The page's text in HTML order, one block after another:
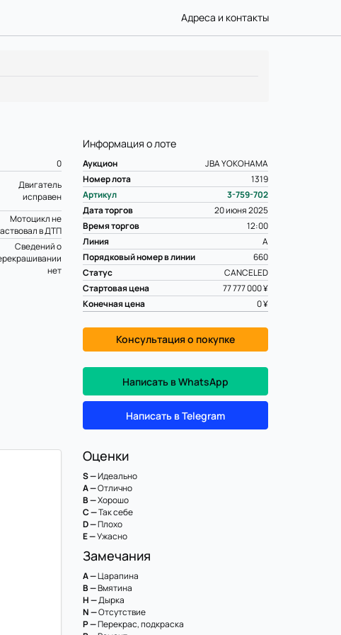
Адреса и контакты
Информация о лоте
Аукцион
JBA YOKOHAMA
Номер лота
1319
Артикул
3-759-702
Дата торгов
20 июня 2025
Время торгов
12:00
Линия
A
Порядковый номер в линии
660
Статус
CANCELED
Стартовая цена
77 777 000 ¥
Конечная цена
0 ¥
Консультация о покупке
Написать в WhatsApp
Написать в Telegram
0
Двигатель
исправен
Мотоцикл не
в ДТП
Сведений о
нет
Оценки
S —Идеально
A —Отлично
B —Хорошо
C —Так себе
D —Плохо
E —Ужасно
Замечания
A —Царапина
B —Вмятина
H —Дырка
N —Отсутствие
P —Перекрас, подкраска